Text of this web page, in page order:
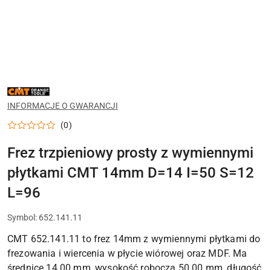
NAZWA
PRODUCENTA:
CMT
INFORMACJE O GWARANCJI
(0)
Frez trzpieniowy prosty z wymiennymi
płytkami CMT 14mm D=14 I=50 S=12
L=96
Symbol: 652.141.11
CMT 652.141.11 to frez 14mm z wymiennymi płytkami do
frezowania i wiercenia w płycie wiórowej oraz MDF. Ma
średnicę 14.00 mm, wysokość roboczą 50.00 mm, długość